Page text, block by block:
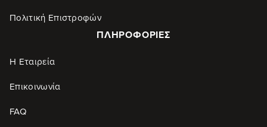
Πολιτική Επιστροφών
ΠΛΗΡΟΦΟΡΊΕΣ
Η Εταιρεία
Επικοινωνία
FAQ